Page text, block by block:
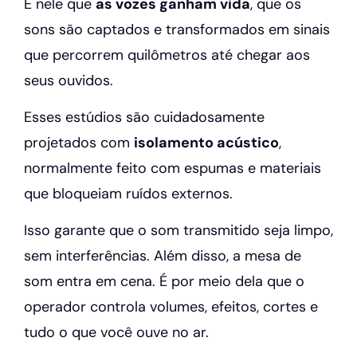
sons são captados e transformados em sinais
que percorrem quilômetros até chegar aos
seus ouvidos.
Esses estúdios são cuidadosamente
projetados com isolamento acústico,
normalmente feito com espumas e materiais
que bloqueiam ruídos externos.
Isso garante que o som transmitido seja limpo,
sem interferências. Além disso, a mesa de
som entra em cena. É por meio dela que o
operador controla volumes, efeitos, cortes e
tudo o que você ouve no ar.